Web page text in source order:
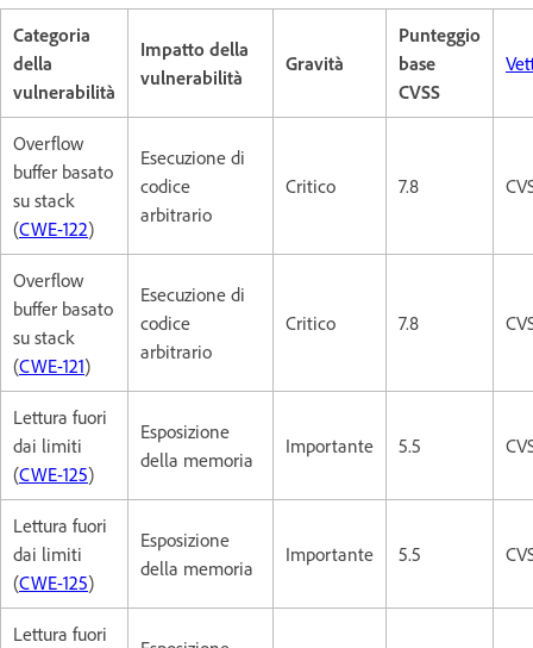
Categoria
della
vulnerabilità
Impatto della
vulnerabilità
Gravità
Punteggio
base
CVSS
Overflow
buffer basato
su stack
(CWE-122)
Esecuzione di
codice
arbitrario
Critico 7.8
Overflow
buffer basato
su stack
(CWE-121)
Esecuzione di
codice
arbitrario
Critico 7.8
Lettura fuori
dai limiti
(CWE-125)
Esposizione
della memoria
Importante 5.5
Lettura fuori
dai limiti
(CWE-125)
Esposizione
della memoria
Importante 5.5
Lettura fuori